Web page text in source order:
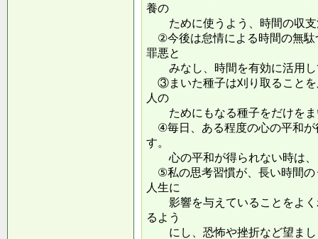
養の
ために使うよう、時間の収支
②今後は怠情による時間の無駄
罪悪と
みなし、時間を有効に活用し
③まいた種子は刈り取ることを
人の
ためにもなる種子をだけをま
④毎日、ある程度の心の平和が
す。
心の平和が得られない時は、
⑤私の思考習慣が、長い時間の
人生に
影響を与えていることをよく
るよう
にし、恐怖や挫折など望まし